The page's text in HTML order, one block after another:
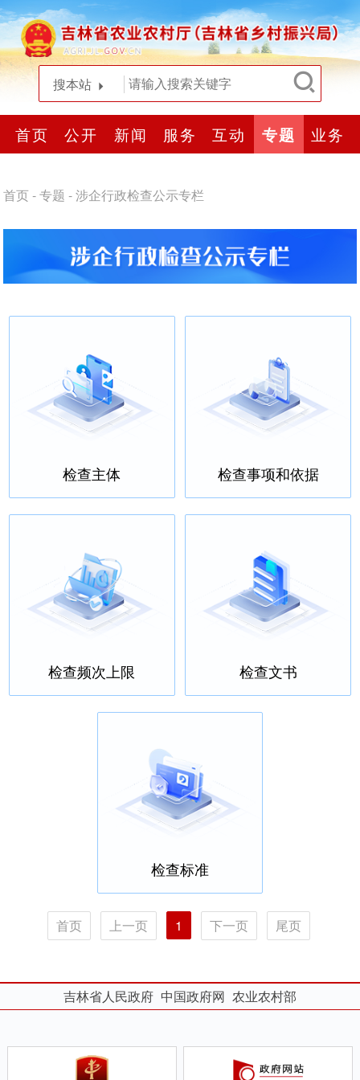
搜本站
首页 公开 新闻 服务 互动 专题 业务
首页-专题 -涉企行政检查公示专栏
检查主体 检查事项和依据
检查频次上限 检查文书
检查标准
首页 上一页 1 下一页 尾页
吉林省人民政府 中国政府网 农业农村部